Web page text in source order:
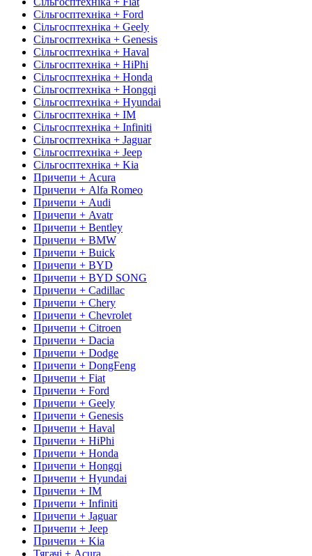
Сільгосптехніка + Ford
Сільгосптехніка + Geely
Сільгосптехніка + Genesis
Сільгосптехніка + Haval
Сільгосптехніка + HiPhi
Сільгосптехніка + Honda
Сільгосптехніка + Hongqi
Сільгосптехніка + Hyundai
Сільгосптехніка + IM
Сільгосптехніка + Infiniti
Сільгосптехніка + Jaguar
Сільгосптехніка + Jeep
Сільгосптехніка + Kia
Причепи + Acura
Причепи + Alfa Romeo
Причепи + Audi
Причепи + Avatr
Причепи + Bentley
Причепи + BMW
Причепи + Buick
Причепи + BYD
Причепи + BYD SONG
Причепи + Cadillac
Причепи + Chery
Причепи + Chevrolet
Причепи + Citroen
Причепи + Dacia
Причепи + Dodge
Причепи + DongFeng
Причепи + Fiat
Причепи + Ford
Причепи + Geely
Причепи + Genesis
Причепи + Haval
Причепи + HiPhi
Причепи + Honda
Причепи + Hongqi
Причепи + Hyundai
Причепи + IM
Причепи + Infiniti
Причепи + Jaguar
Причепи + Jeep
Причепи + Kia
Тягачі + Acura